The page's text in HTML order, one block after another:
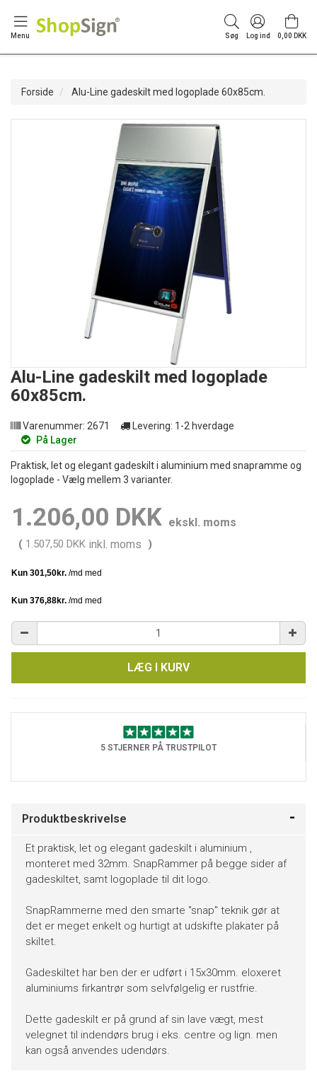
Menu Søg Log ind 0,00 DKK
Forside Alu-Line gadeskilt med logoplade 60x85cm.
Alu-Line gadeskilt med logoplade
60x85cm.
Varenummer: 2671 Levering: 1-2 hverdage
På Lager
Praktisk, let og elegant gadeskilt i aluminium med snapramme og
logoplade - Vælg mellem 3 varianter.
1.206,00 DKK ekskl. moms
( 1.507,50 DKK inkl. moms )
LÆG I KURV
5 STJERNER PÅ TRUSTPILOT
Produktbeskrivelse
Et praktisk, let og elegant gadeskilt i aluminium ,
monteret med 32mm. SnapRammer på begge sider af
gadeskiltet, samt logoplade til dit logo.
SnapRammerne med den smarte "snap" teknik gør at
det er meget enkelt og hurtigt at udskifte plakater på
skiltet.
Gadeskiltet har ben der er udført i 15x30mm. eloxeret
aluminiums firkantrør som selvfølgelig er rustfrie.
Dette gadeskilt er på grund af sin lave vægt, mest
velegnet til indendørs brug i eks. centre og lign. men
kan også anvendes udendørs.